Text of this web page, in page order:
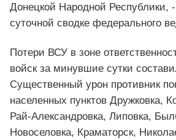
Донецкой Народной Республики, -
суточной сводке федерального
Потери ВСУ в зоне
войск за минувшие сутки
Существенный урон противник
населенных пунктов Дружковка,
Рай-Александровка, Липовка,
Новоселовка, Краматорск,